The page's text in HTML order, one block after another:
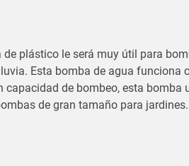
plástico le será muy útil para
Esta bomba de agua
de bombeo, esta
de gran tamaño para jardines.